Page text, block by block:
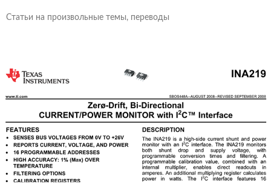
Статьи на произвольные темы, переводы